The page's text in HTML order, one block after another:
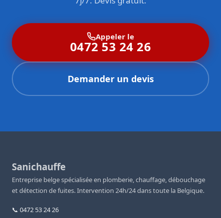
Appeler le
0472 53 24 26
Demander un devis
Sanichauffe
Entreprise belge spécialisée en plomberie, chauffage, débouchage
et détection de fuites. Intervention 24h/24 dans toute la Belgique.
📞 0472 53 24 26